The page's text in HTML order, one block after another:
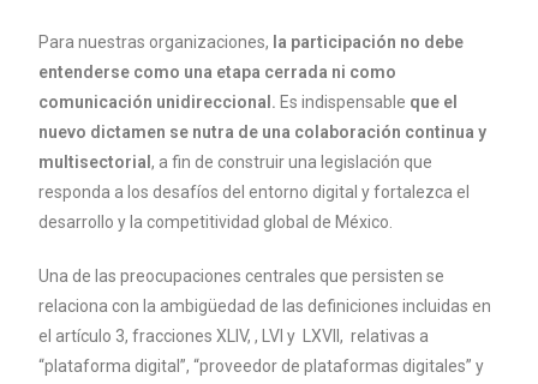
Para nuestras organizaciones, la participación no debe
entenderse como una etapa cerrada ni como
comunicación unidireccional. Es indispensable que el
nuevo dictamen se nutra de una colaboración continua y
multisectorial, a fin de construir una legislación que
responda a los desafíos del entorno digital y fortalezca el
desarrollo y la competitividad global de México.
Una de las preocupaciones centrales que persisten se
relaciona con la ambigüedad de las definiciones incluidas en
el artículo 3, fracciones XLIV, , LVI y LXVII, relativas a
“plataforma digital”, “proveedor de plataformas digitales” y